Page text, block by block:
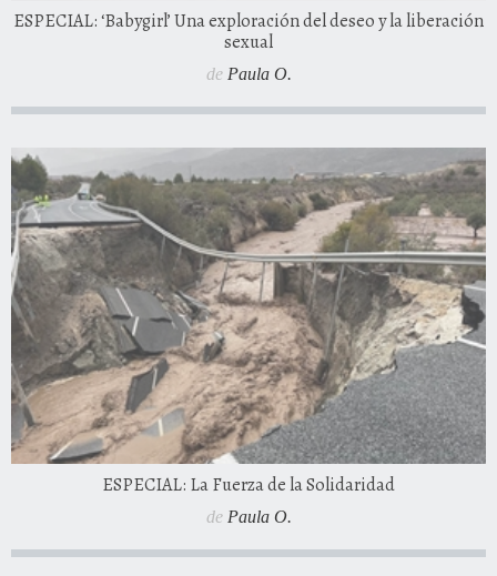
ESPECIAL: ‘Babygirl’ Una exploración del deseo y la liberación
sexual
de Paula O.
ESPECIAL: La Fuerza de la Solidaridad
de Paula O.